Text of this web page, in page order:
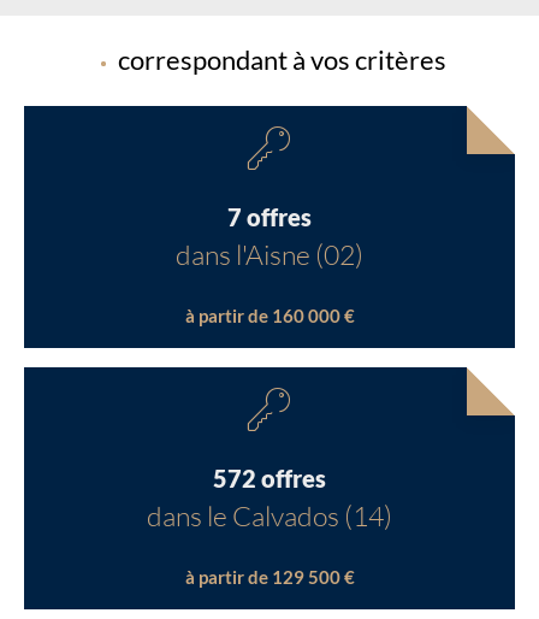
Chargement...
correspondant à vos critères
7 offres
dans l'Aisne (02)
à partir de 160 000 €
572 offres
dans le Calvados (14)
à partir de 129 500 €